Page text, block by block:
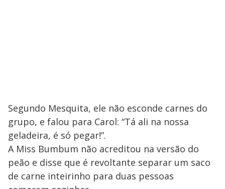
Segundo Mesquita, ele não esconde carnes do
grupo, e falou para Carol: “Tá ali na nossa
geladeira, é só pegar!”.
A Miss Bumbum não acreditou na versão do
peão e disse que é revoltante separar um saco
de carne inteirinho para duas pessoas